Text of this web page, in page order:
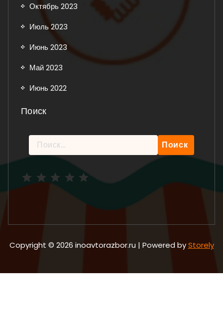
Октябрь 2023
Июль 2023
Июнь 2023
Май 2023
Июнь 2022
Поиск
Найти:
Copyright © 2026 inoavtorazbor.ru | Powered byStorely